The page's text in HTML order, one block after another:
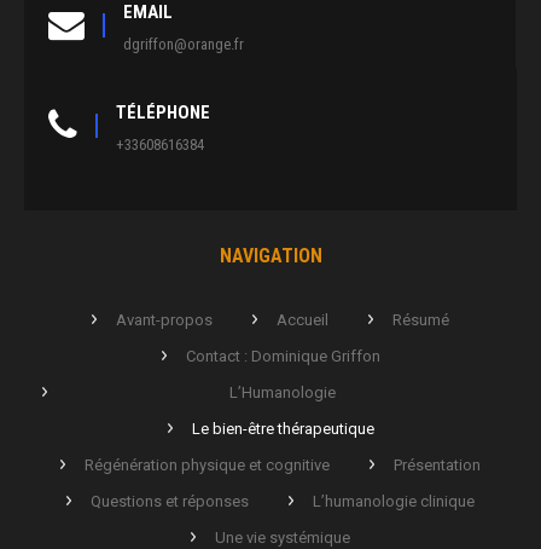
EMAIL
dgriffon@orange.fr
TÉLÉPHONE
+33608616384
NAVIGATION
Avant-propos Accueil
Résumé
Contact : Dominique Griffon
L’Humanologie
Le bien-être thérapeutique
Régénération physique et cognitive
Présentation
Questions et réponses
L’humanologie clinique
Une vie systémique